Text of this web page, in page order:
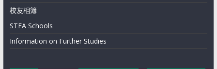
校友相簿
STFA Schools
Information on Further Studies